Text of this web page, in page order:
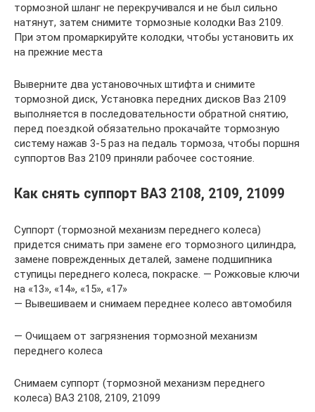
тормозной шланг не перекручивался и не был сильно
натянут, затем снимите тормозные колодки Ваз 2109.
При этом промаркируйте колодки, чтобы установить их
на прежние места
Выверните два установочных штифта и снимите
тормозной диск, Установка передних дисков Ваз 2109
выполняется в последовательности обратной снятию,
перед поездкой обязательно прокачайте тормозную
систему нажав 3-5 раз на педаль тормоза, чтобы поршня
суппортов Ваз 2109 приняли рабочее состояние.
Как снять суппорт ВАЗ 2108, 2109, 21099
Суппорт (тормозной механизм переднего колеса)
придется снимать при замене его тормозного цилиндра,
замене поврежденных деталей, замене подшипника
ступицы переднего колеса, покраске. — Рожковые ключи
на «13», «14», «15», «17»
— Вывешиваем и снимаем переднее колесо автомобиля
— Очищаем от загрязнения тормозной механизм
переднего колеса
Снимаем суппорт (тормозной механизм переднего
колеса) ВАЗ 2108, 2109, 21099